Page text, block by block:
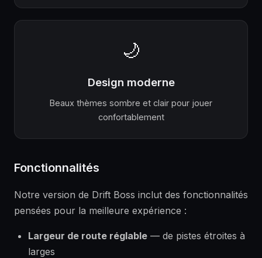
🌙
Design moderne
Beaux thèmes sombre et clair pour jouer
confortablement
Fonctionnalités
Notre version de Drift Boss inclut des fonctionnalités
pensées pour la meilleure expérience :
Largeur de route réglable — de pistes étroites à
larges